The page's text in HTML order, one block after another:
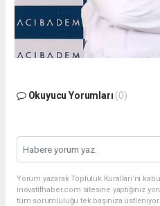
Okuyucu Yorumları (0)
Yorum yazarak Topluluk Kuralları’nı
inovatifhaber.com sitesine yaptığınız
tüm sorumluluğu tek başınıza